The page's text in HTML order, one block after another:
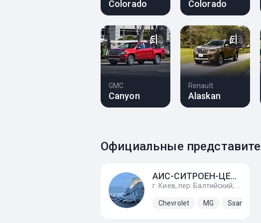
Colorado Colorado
GMC
Canyon
Renault
Alaskan
Официальные
АИС-СИТРОЕН-ЦЕНТР
Chevrolet MG SsangYong